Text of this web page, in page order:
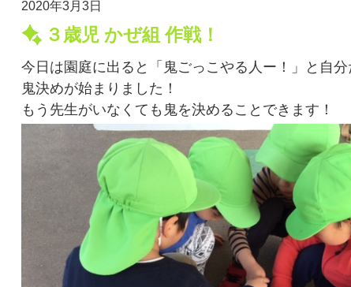
2020年3月3日
３歳児 かぜ組 作戦！
今日は園庭に出ると「鬼ごっこやる人ー！」と自
鬼決めが始まりました！
もう先生がいなくても鬼を決めることできます！